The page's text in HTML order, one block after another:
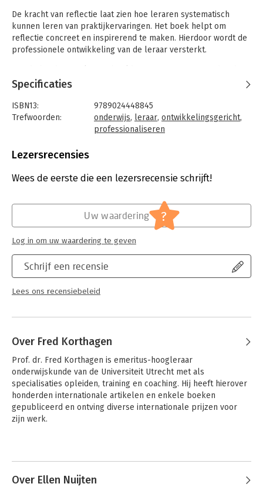
De kracht van reflectie laat zien hoe leraren systematisch
kunnen leren van praktijkervaringen. Het boek helpt om
reflectie concreet en inspirerend te maken. Hierdoor wordt de
professionele ontwikkeling van de leraar versterkt.
nieuwste inzichten over reflectie tot leven gebracht. Het boek
bevat ook instrumenten en werkvormen om diepgaande
reflectieprocessen te bevorderen, waarbij persoonlijke en
professionele ontwikkeling verbonden raken.
In deze geheel herziene druk zijn recente wetenschappelijke
inzichten verwerkt en zijn kaders met praktische tips
toegevoegd, ontleend aan de praktijk. Bovendien wordt
beschreven hoe reflectie benut kan worden bij het tegengaan
van discriminatie en racisme en bij het bevorderen van
Dit handboek richt zich op lerarenopleiders en begeleiders op
scholen en opleidingsinstituten en is ook bruikbaar voor
(aanstaande) leraren. Veel van de beschreven concepten en
beroepsgroepen.
Specificaties
ISBN13:
9789024448845
Trefwoorden:
onderwijs, leraar, ontwikkelingsgericht,
professionaliseren
Bindwijze:
Uitgever:
Boom
Hoofdrubriek: Coaching en trainen
Lezersrecensies
Wees de eerste die een lezersrecensie schrijft!
Schrijf een recensie
Lees ons recensiebeleid
Uw waardering ?
Log in om uw waardering te geven
Over Fred Korthagen
Prof. dr. Fred Korthagen is emeritus-hoogleraar
onderwijskunde van de Universiteit Utrecht met als
specialisaties opleiden, training en coaching. Hij heeft hierover
honderden internationale artikelen en enkele boeken
gepubliceerd en ontving diverse internationale prijzen voor
zijn werk.
Korthagen
Over Ellen Nuijten